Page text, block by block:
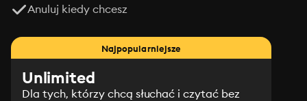
Anuluj kiedy chcesz
Najpopularniejsze
Unlimited
Dla tych, którzy chcą słuchać i czytać bez